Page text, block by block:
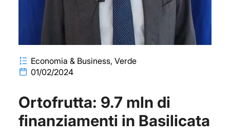
Economia & Business Verde
01/02/2024
Ortofrutta: 9.7 mln di
finanziamenti in Basilicata